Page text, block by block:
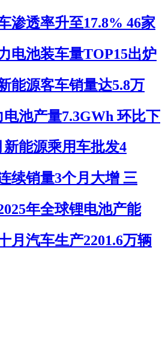
渗透率升至17.8% 46家
电池装车量TOP15出炉
能源客车销量达5.8万
池产量7.3GWh 环比下
能源乘用车批发4
续销量3个月大增 三
年全球锂电池产能
月汽车生产2201.6万辆